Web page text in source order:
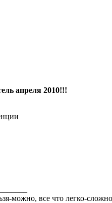
апреля 2010!!!
можно, все что легко-сложно